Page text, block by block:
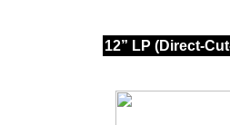
12” LP (Direct-